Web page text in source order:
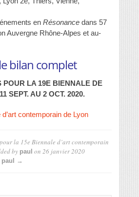
en Résonance dans 57
Auvergne Rhône-Alpes et au-
bilan complet
POUR LA 19E BIENNALE DE
SEPT. AU 2 OCT. 2020.
d’art contemporain de Lyon
la 15e Biennale d’art contemporain
by paul on 26 janvier 2020
paul →